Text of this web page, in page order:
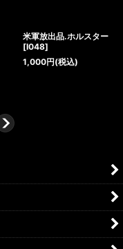
米軍放出品.ホルスター
[I048]
1,000円(税込)